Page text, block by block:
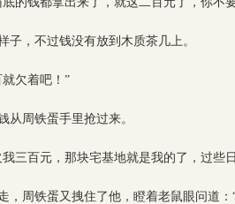
子，不过钱没有放到木质茶几上。
欠着吧！”
从周铁蛋手里抢过来。
三百元，那块宅基地就是我的了，过些
，周铁蛋又拽住了他，瞪着老鼠眼问道